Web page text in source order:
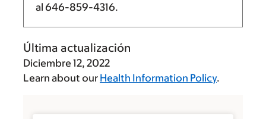
al 646-859-4316.
Última actualización
Diciembre 12, 2022
Learn about our Health Information Policy.